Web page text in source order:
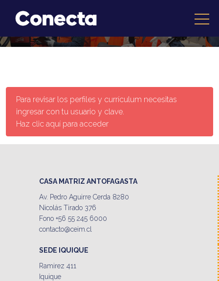
Para revisar los perfiles y currículum necesitas
ingresar con tu usuario y clave.
Haz clic aquí para acceder
CASA MATRIZ ANTOFAGASTA
Av. Pedro Aguirre Cerda 8280
Nicolás Tirado 376
Fono +56 55 245 6000
contacto@ceim.cl
SEDE IQUIQUE
Ramirez 411
Iquique